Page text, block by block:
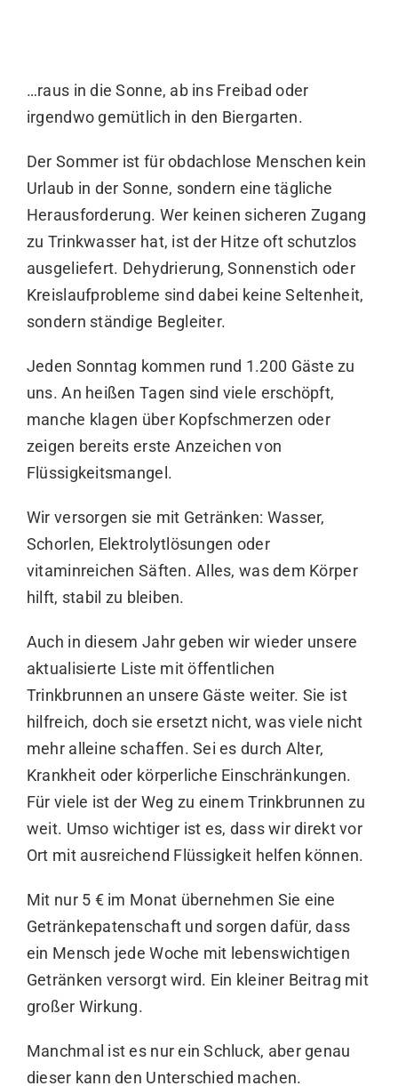
…raus in die Sonne, ab ins Freibad oder
irgendwo gemütlich in den Biergarten.
Der Sommer ist für obdachlose Menschen kein
Urlaub in der Sonne, sondern eine tägliche
Herausforderung. Wer keinen sicheren Zugang
zu Trinkwasser hat, ist der Hitze oft schutzlos
ausgeliefert. Dehydrierung, Sonnenstich oder
Kreislaufprobleme sind dabei keine Seltenheit,
sondern ständige Begleiter.
Jeden Sonntag kommen rund 1.200 Gäste zu
uns. An heißen Tagen sind viele erschöpft,
manche klagen über Kopfschmerzen oder
zeigen bereits erste Anzeichen von
Flüssigkeitsmangel.
Wir versorgen sie mit Getränken: Wasser,
Schorlen, Elektrolytlösungen oder
vitaminreichen Säften. Alles, was dem Körper
hilft, stabil zu bleiben.
Auch in diesem Jahr geben wir wieder unsere
aktualisierte Liste mit öffentlichen
Trinkbrunnen an unsere Gäste weiter. Sie ist
hilfreich, doch sie ersetzt nicht, was viele nicht
mehr alleine schaffen. Sei es durch Alter,
Krankheit oder körperliche Einschränkungen.
Für viele ist der Weg zu einem Trinkbrunnen zu
weit. Umso wichtiger ist es, dass wir direkt vor
Ort mit ausreichend Flüssigkeit helfen können.
Mit nur 5 € im Monat übernehmen Sie eine
Getränkepatenschaft und sorgen dafür, dass
ein Mensch jede Woche mit lebenswichtigen
Getränken versorgt wird. Ein kleiner Beitrag mit
großer Wirkung.
Manchmal ist es nur ein Schluck, aber genau
dieser kann den Unterschied machen.